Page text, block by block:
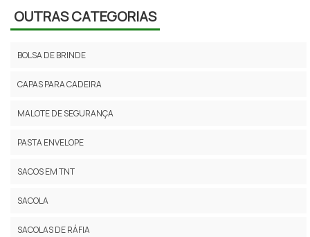
SACO DE RAFIA USADO PREÇO
OUTRAS CATEGORIAS
BOLSA DE BRINDE
CAPAS PARA CADEIRA
MALOTE DE SEGURANÇA
PASTA ENVELOPE
SACOS EM TNT
SACOLA
SACOLAS DE RÁFIA